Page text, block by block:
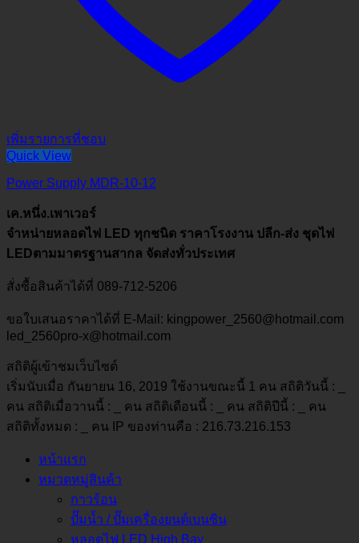
เพิ่มรายการที่ชอบ
Quick View
Power Supply MDR-10-12
เค.หนึ่ง.เพาเวอร์
จำหน่ายหลอดไฟ LED ทุกชนิด ราคาโรงงาน ปลีก-ส่ง ชุดไฟ
LEDตามมาตรฐานสากล จัดส่งทั่วประเทศ
สั่งซื้อสินค้าได้ที่ 089-712-5206
ขอใบเสนอราคาได้ที่ E-Mail: kingpower_2560@hotmail.com
led_2560pro-x@hotmail.com
สถิติผู้เข้าชมเว็บไซต์
เริ่มนับเมื่อ กันยายน 16, 2019 ใช้งานขณะนี้ 1 คน สถิติวันนี้ :
คน สถิติเมื่อวานนี้ :
คน สถิติเดือนนี้ : คน สถิติปีนี้ :
คน
สถิติทั้งหมด :
คน IP ของท่านคือ : 216.73.216.153
หน้าแรก
หมวดหมู่สินค้า
กาวร้อน
ปั๊มน้ำ / ปั๊มเครื่องยนต์เบนซิน
หลอดไฟ LED High Bay